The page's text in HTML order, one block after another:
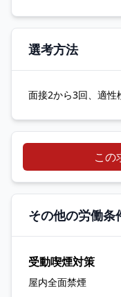
選考方法
面接2から3回、適性
この
その他の労働条
受動喫煙対策
屋内全面禁煙